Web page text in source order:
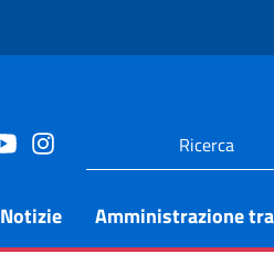
Notizie Amministrazione